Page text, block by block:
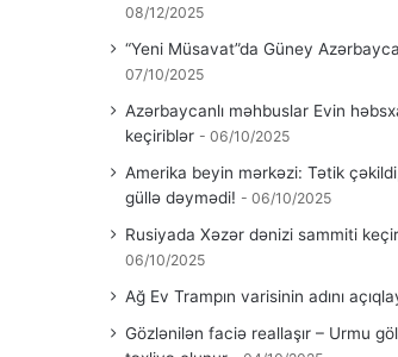
08/12/2025
“Yeni Müsavat”da Güney
07/10/2025
Azərbaycanlı məhbuslar Evin
keçiriblər
06/10/2025
Amerika beyin mərkəzi: Tətik
güllə dəymədi!
06/10/2025
Rusiyada Xəzər dənizi sammiti
06/10/2025
Ağ Ev Trampın varisinin adını
Gözlənilən faciə reallaşır – Urmu